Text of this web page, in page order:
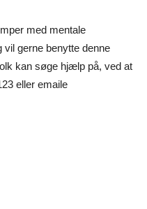
med mentale
vil gerne benytte denne
kan søge hjælp på, ved at
eller emaile